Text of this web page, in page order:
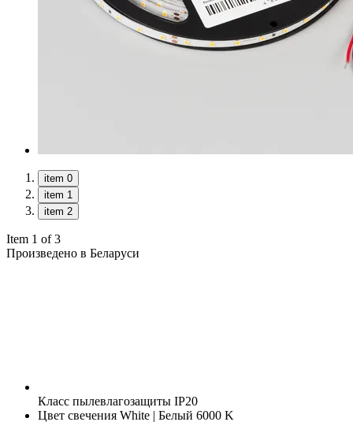
item 0
item 1
item 2
Item 1 of 3
Произведено в Беларуси
Класс пылевлагозащиты IP20
Цвет свечения White | Белый 6000 K